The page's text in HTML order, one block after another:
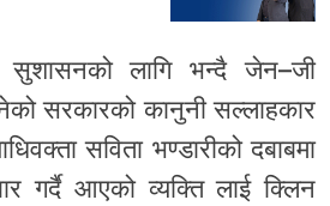
सुशासनको लागि भन्दै जेन–जी
सरकारको कानुनी सल्लाहकार
सविता भण्डारीको दबाबमा
गर्दै आएको व्यक्ति लाई क्लिन